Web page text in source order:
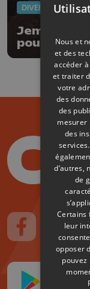
DIVERS
Jemeppe :
pour tous
Suivez-nous sur
Nous et
et des
accéder
et traiter
votre
des
des
mesurer
des
services.
d’autres,
de
Certains
leur
opposer